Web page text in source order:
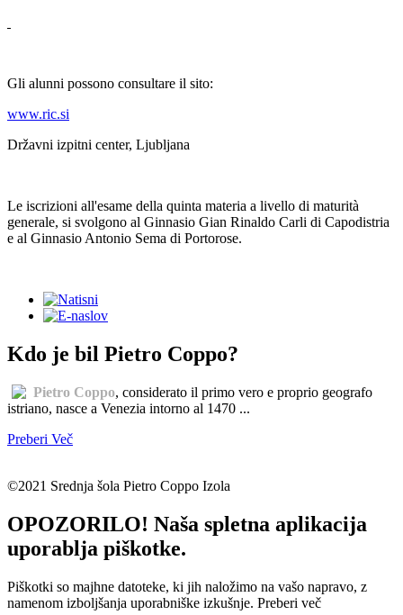
Gli alunni possono consultare il sito:
www.ric.si
Državni izpitni center, Ljubljana
Le iscrizioni all'esame della quinta materia a livello di maturità
generale, si svolgono al Ginnasio Gian Rinaldo Carli di Capodistria
e al Ginnasio Antonio Sema di Portorose.
Kdo je bil Pietro Coppo?
Pietro Coppo, considerato il primo vero e proprio geografo
istriano, nasce a Venezia intorno al 1470 ...
Preberi Več
©2021 Srednja šola Pietro Coppo Izola
OPOZORILO! Naša spletna aplikacija
uporablja piškotke.
Piškotki so majhne datoteke, ki jih naložimo na vašo napravo, z
namenom izboljšanja uporabniške izkušnje. Preberi več